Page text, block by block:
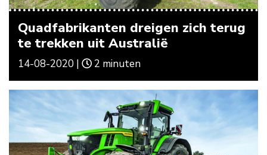
Quadfabrikanten dreigen zich terug
te trekken uit Australië
14-08-2020 | 2 minuten